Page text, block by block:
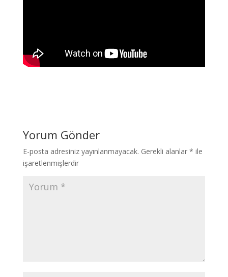
Yorum Gönder
E-posta adresiniz yayınlanmayacak. Gerekli alanlar * ile
işaretlenmişlerdir